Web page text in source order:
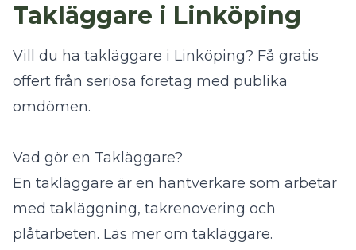
Takläggare i Linköping
Vill du ha takläggare i Linköping? Få gratis
offert från seriösa företag med publika
omdömen.
Vad gör en Takläggare?
En takläggare är en hantverkare som arbetar
med takläggning, takrenovering och
plåtarbeten. Läs mer om takläggare.